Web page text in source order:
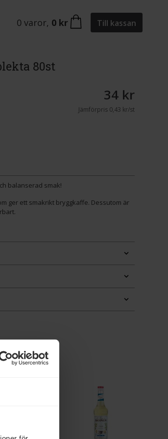
0 varor, 0 kr Till kassan
80st
34 kr
Jämförpris0,43 kr/st
balanserad smak!
ger ett smakrikt bryggkaffe. Dessutom är